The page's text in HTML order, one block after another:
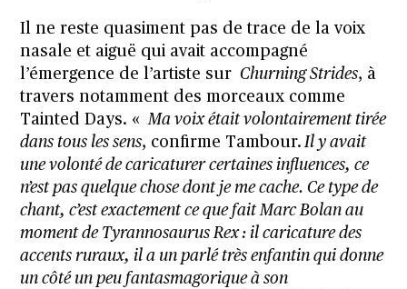
Il ne reste quasiment pas de trace de la voix
nasale et aiguë qui avait accompagné
l’émergence de l’artiste surChurning Strides, à
travers notamment des morceaux comme
Tainted Days. «Ma voix était volontairement tirée
dans tous les sens, confirme Tambour.Il y avait
une volonté de caricaturer certaines influences, ce
n’est pas quelque chose dont je me cache. Ce type de
chant, c’est exactement ce que fait Marc Bolan au
moment de Tyrannosaurus Rex : il caricature des
accents ruraux, il a un parlé très enfantin qui donne
un côté un peu fantasmagorique à son